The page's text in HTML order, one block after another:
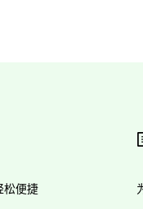
松便捷